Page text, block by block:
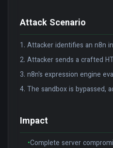
Attack Scenario
1. Attacker identifies an n8n
2. Attacker sends a crafted
3. n8n's expression engine
4. The sandbox is bypassed,
Impact
•Complete server